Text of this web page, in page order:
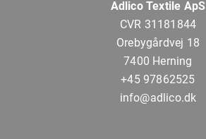
Adlico Textile ApS
CVR 31181844
Orebygårdvej 18
7400 Herning
+45 97862525
info@adlico.dk